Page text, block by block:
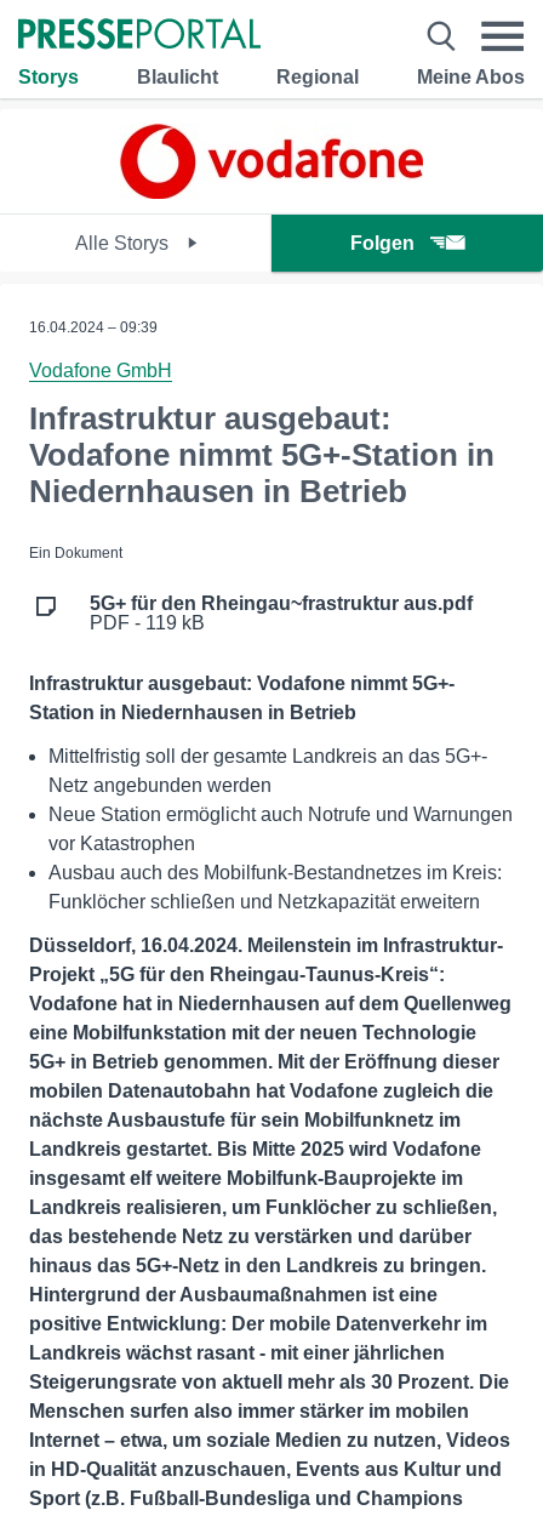
Storys Blaulicht Regional Meine Abos
Alle Storys Folgen
16.04.2024 – 09:39
Vodafone GmbH
Infrastruktur ausgebaut:
Vodafone nimmt 5G+-Station in
Niedernhausen in Betrieb
Ein Dokument
5G+ für den Rheingau~frastruktur aus.pdf
PDF - 119 kB
Infrastruktur ausgebaut: Vodafone nimmt 5G+-
Station in Niedernhausen in Betrieb
Mittelfristig soll der gesamte Landkreis an das 5G+-
Netz angebunden werden
Neue Station ermöglicht auch Notrufe und Warnungen
vor Katastrophen
Ausbau auch des Mobilfunk-Bestandnetzes im Kreis:
Funklöcher schließen und Netzkapazität erweitern
Düsseldorf, 16.04.2024. Meilenstein im Infrastruktur-
Projekt „5G für den Rheingau-Taunus-Kreis“:
Vodafone hat in Niedernhausen auf dem Quellenweg
eine Mobilfunkstation mit der neuen Technologie
5G+ in Betrieb genommen. Mit der Eröffnung dieser
mobilen Datenautobahn hat Vodafone zugleich die
nächste Ausbaustufe für sein Mobilfunknetz im
Landkreis gestartet. Bis Mitte 2025 wird Vodafone
insgesamt elf weitere Mobilfunk-Bauprojekte im
Landkreis realisieren, um Funklöcher zu schließen,
das bestehende Netz zu verstärken und darüber
hinaus das 5G+-Netz in den Landkreis zu bringen.
Hintergrund der Ausbaumaßnahmen ist eine
positive Entwicklung: Der mobile Datenverkehr im
Landkreis wächst rasant - mit einer jährlichen
Steigerungsrate von aktuell mehr als 30 Prozent. Die
Menschen surfen also immer stärker im mobilen
Internet – etwa, um soziale Medien zu nutzen, Videos
in HD-Qualität anzuschauen, Events aus Kultur und
Sport (z.B. Fußball-Bundesliga und Champions